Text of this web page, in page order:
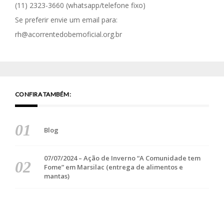
(11) 2323-3660 (whatsapp/telefone fixo)
Se preferir envie um email para:
rh@acorrentedobemoficial.org.br
CONFIRA TAMBÉM:
Blog
07/07/2024 – Ação de Inverno “A Comunidade tem
Fome” em Marsilac (entrega de alimentos e
mantas)